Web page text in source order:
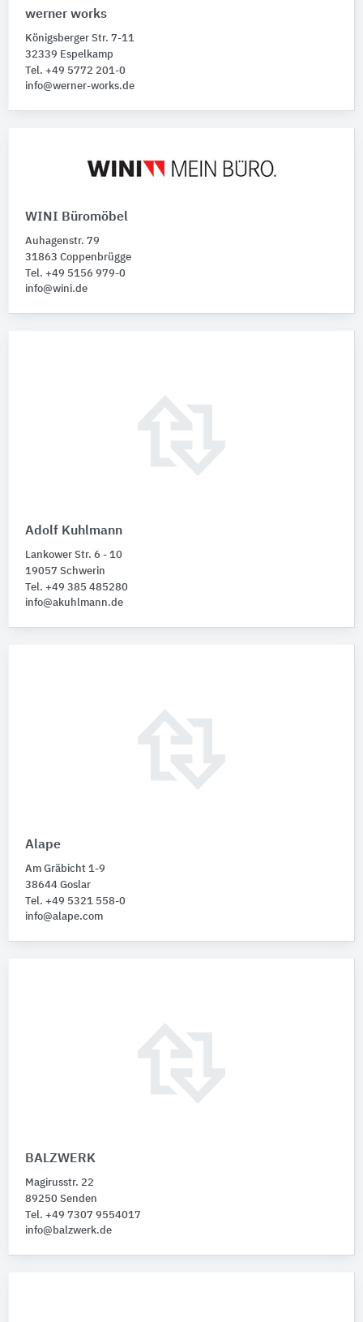
werner works
Königsberger Str. 7-11
32339 Espelkamp
Tel. +49 5772 201-0
info@werner-works.de
WINI Büromöbel
Auhagenstr. 79
31863 Coppenbrügge
Tel. +49 5156 979-0
info@wini.de
Adolf Kuhlmann
Lankower Str. 6 - 10
19057 Schwerin
Tel. +49 385 485280
info@akuhlmann.de
Alape
Am Gräbicht 1-9
38644 Goslar
Tel. +49 5321 558-0
info@alape.com
BALZWERK
Magirusstr. 22
89250 Senden
Tel. +49 7307 9554017
info@balzwerk.de